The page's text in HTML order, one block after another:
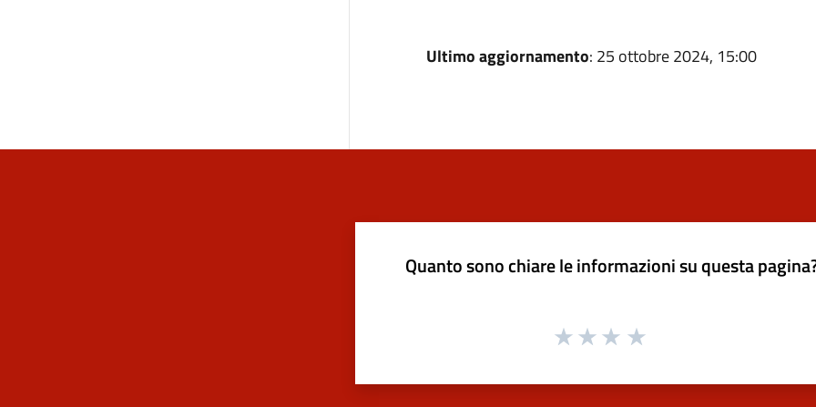
Ultimo aggiornamento: 25 ottobre 2024, 15:00
Quanto sono chiare le informazioni su questa